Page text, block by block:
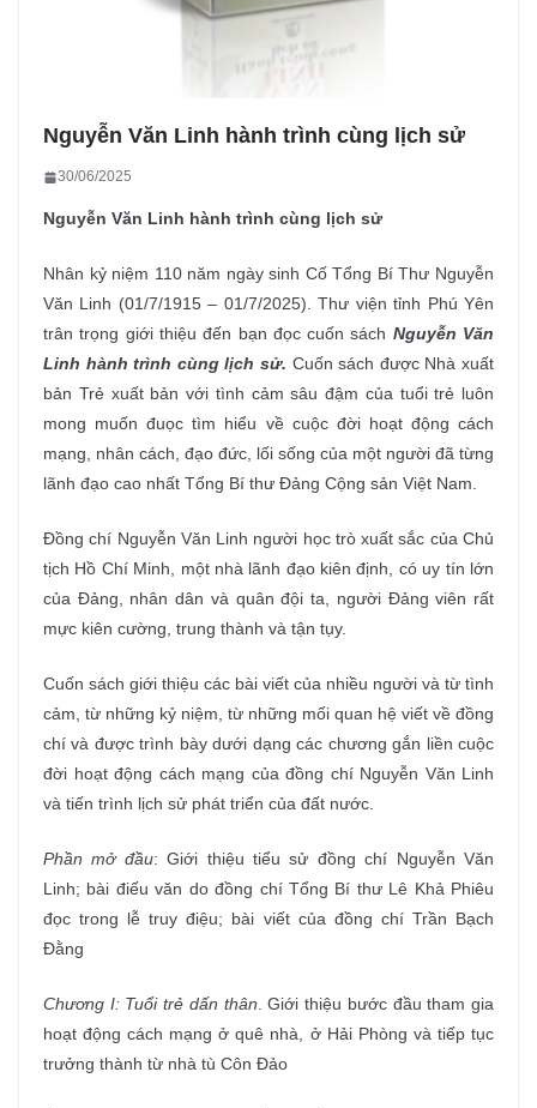
Nguyễn Văn Linh hành trình cùng lịch sử
30/06/2025
Nguyễn Văn Linh hành trình cùng lịch sử
Nhân kỷ niệm 110 năm ngày sinh Cố Tổng Bí Thư Nguyễn
Văn Linh (01/7/1915 – 01/7/2025). Thư viện tỉnh Phú Yên
trân trọng giới thiệu đến bạn đọc cuốn sách Nguyễn Văn
Linh hành trình cùng lịch sử. Cuốn sách được Nhà xuất
bản Trẻ xuất bản với tình cảm sâu đậm của tuổi trẻ luôn
mong muốn đuọc tìm hiểu về cuộc đời hoạt động cách
mạng, nhân cách, đạo đức, lối sống của một người đã từng
lãnh đạo cao nhất Tổng Bí thư Đảng Cộng sản Việt Nam.
Đồng chí Nguyễn Văn Linh người học trò xuất sắc của Chủ
tịch Hồ Chí Minh, một nhà lãnh đạo kiên định, có uy tín lớn
của Đảng, nhân dân và quân đội ta, người Đảng viên rất
mực kiên cường, trung thành và tận tụy.
Cuốn sách giới thiệu các bài viết của nhiều người và từ tình
cảm, từ những kỷ niệm, từ những mối quan hệ viết về đồng
chí và được trình bày dưới dạng các chương gắn liền cuộc
đời hoạt động cách mạng của đồng chí Nguyễn Văn Linh
và tiến trình lịch sử phát triển của đất nước.
Phần mở đầu: Giới thiệu tiểu sử đồng chí Nguyễn Văn
Linh; bài điếu văn do đồng chí Tổng Bí thư Lê Khả Phiêu
đọc trong lễ truy điệu; bài viết của đồng chí Trần Bạch
Đằng
Chương I: Tuổi trẻ dấn thân . Giới thiệu bước đầu tham gia
hoạt động cách mạng ở quê nhà, ở Hải Phòng và tiếp tục
trưởng thành từ nhà tù Côn Đảo